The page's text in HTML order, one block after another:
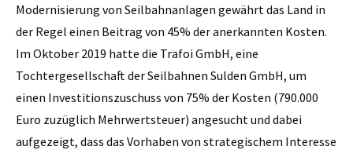
Modernisierung von Seilbahnanlagen gewährt das Land in
der Regel einen Beitrag von 45% der anerkannten Kosten.
Im Oktober 2019 hatte die Trafoi GmbH, eine
Tochtergesellschaft der Seilbahnen Sulden GmbH, um
einen Investitionszuschuss von 75% der Kosten (790.000
Euro zuzüglich Mehrwertsteuer) angesucht und dabei
aufgezeigt, dass das Vorhaben von strategischem Interesse